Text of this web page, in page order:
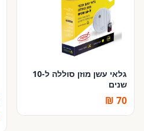
גלאי עשן מוזן סוללה ל-10
שנים
70 ₪